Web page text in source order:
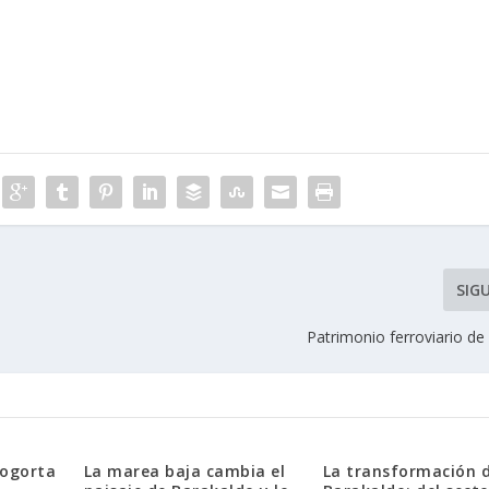
Patrimonio ferroviario
La marea baja cambia el
La transformación